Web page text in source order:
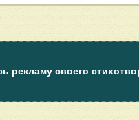
рекламу своего